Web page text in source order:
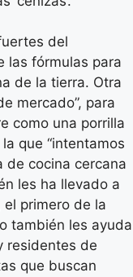
del
las fórmulas para
de la tierra. Otra
mercado”, para
como una porrilla
que “intentamos
de cocina cercana
les ha llevado a
el primero de la
también les ayuda
residentes de
que buscan